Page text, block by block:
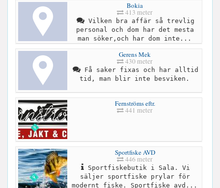
Bokia
413 meter
Vilken bra affär så trevlig
personal och dom har det mesta
man söker,och har dom inte...
Gerens Mek
430 meter
Få saker fixas och har alltid
tid, man blir inte besviken.
Fernströms eftr.
441 meter
Sportfiske AVD
446 meter
Sportfiskebutik i Sala. Vi
säljer sportfiske prylar för
modernt fiske. Sportfiske avd...